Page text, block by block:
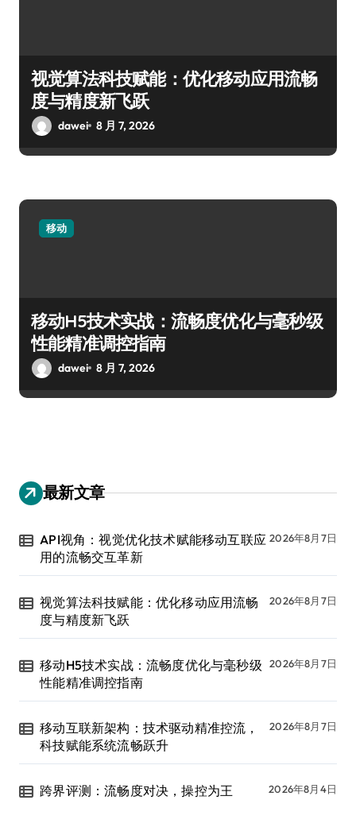
视觉算法科技赋能：优化移动应用流畅
度与精度新飞跃
dawei 8 月 7, 2026
移动
移动H5技术实战：流畅度优化与毫秒级
性能精准调控指南
dawei 8 月 7, 2026
最新文章
API视角：视觉优化技术赋能移动互联应
用的流畅交互革新
2026年8月7日
视觉算法科技赋能：优化移动应用流畅
度与精度新飞跃
2026年8月7日
移动H5技术实战：流畅度优化与毫秒级
性能精准调控指南
2026年8月7日
移动互联新架构：技术驱动精准控流，
科技赋能系统流畅跃升
2026年8月7日
跨界评测：流畅度对决，操控为王 2026年8月4日